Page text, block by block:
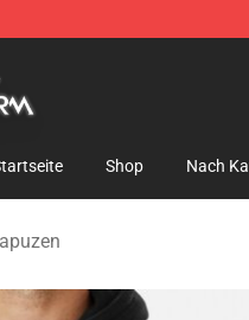
Store
Shop Nach